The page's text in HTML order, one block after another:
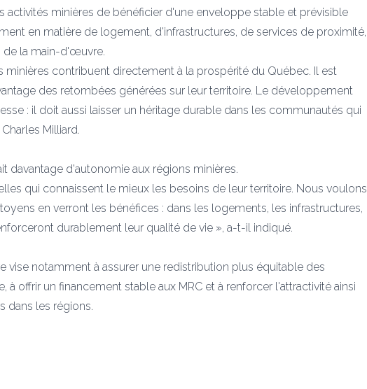
activités minières de bénéficier d'une enveloppe stable et prévisible
en matière de logement, d'infrastructures, de services de proximité,
de la main-d'œuvre.
contribuent directement à la prospérité du Québec. Il est
des retombées générées sur leur territoire. Le développement
: il doit aussi laisser un héritage durable dans les communautés qui
Milliard.
davantage d'autonomie aux régions minières.
qui connaissent le mieux les besoins de leur territoire. Nous voulons
en verront les bénéfices : dans les logements, les infrastructures,
durablement leur qualité de vie », a-t-il indiqué.
vise notamment à assurer une redistribution plus équitable des
offrir un financement stable aux MRC et à renforcer l'attractivité ainsi
dans les régions.